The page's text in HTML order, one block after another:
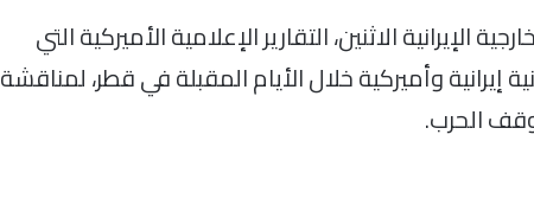
الإيرانية الاثنين، التقارير الإعلامية الأميركية التي
وأميركية خلال الأيام المقبلة في قطر، لمناقشة
الحرب.